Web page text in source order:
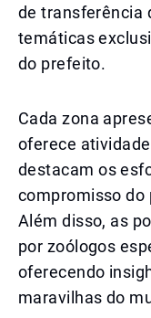
de transferência
temáticas
do prefeito.
Cada zona
oferece
destacam os
compromisso do
Além disso, as
por zoólogos
oferecendo
maravilhas do